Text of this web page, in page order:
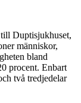
Duptisjukhuset,
människor,
bland
procent. Enbart
två tredjedelar